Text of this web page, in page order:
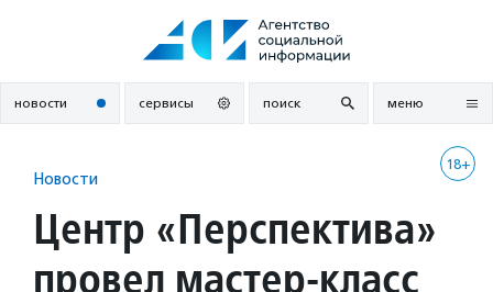
новости сервисы поиск меню
18+
Новости
Центр «Перспектива»
провел мастер-класс